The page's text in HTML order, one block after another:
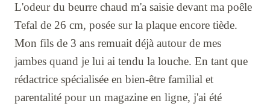
L'odeur du beurre chaud m'a saisie devant ma poêle
Tefal de 26 cm, posée sur la plaque encore tiède.
Mon fils de 3 ans remuait déjà autour de mes
jambes quand je lui ai tendu la louche. En tant que
rédactrice spécialisée en bien-être familial et
parentalité pour un magazine en ligne, j'ai été